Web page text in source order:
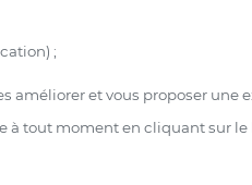
;
améliorer et vous proposer une
à tout moment en cliquant sur